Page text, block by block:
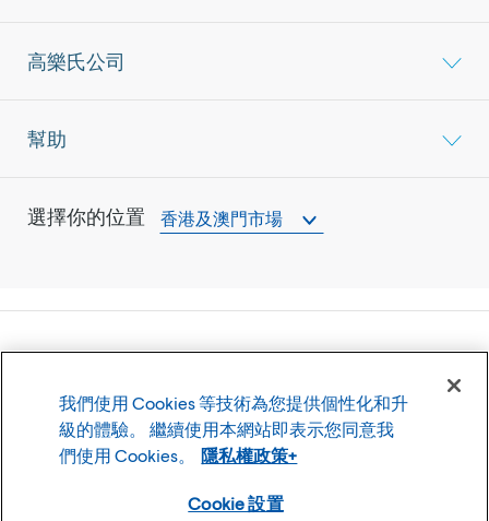
高樂氏公司
幫助
選擇你的位置 香港及澳門市場
使用條款 隱私權政策
我們使用 Cookies 等技術為您提供個性化和升
級的體驗。 繼續使用本網站即表示您同意我
們使用 Cookies。
隱私權政策+
Cookie 設置